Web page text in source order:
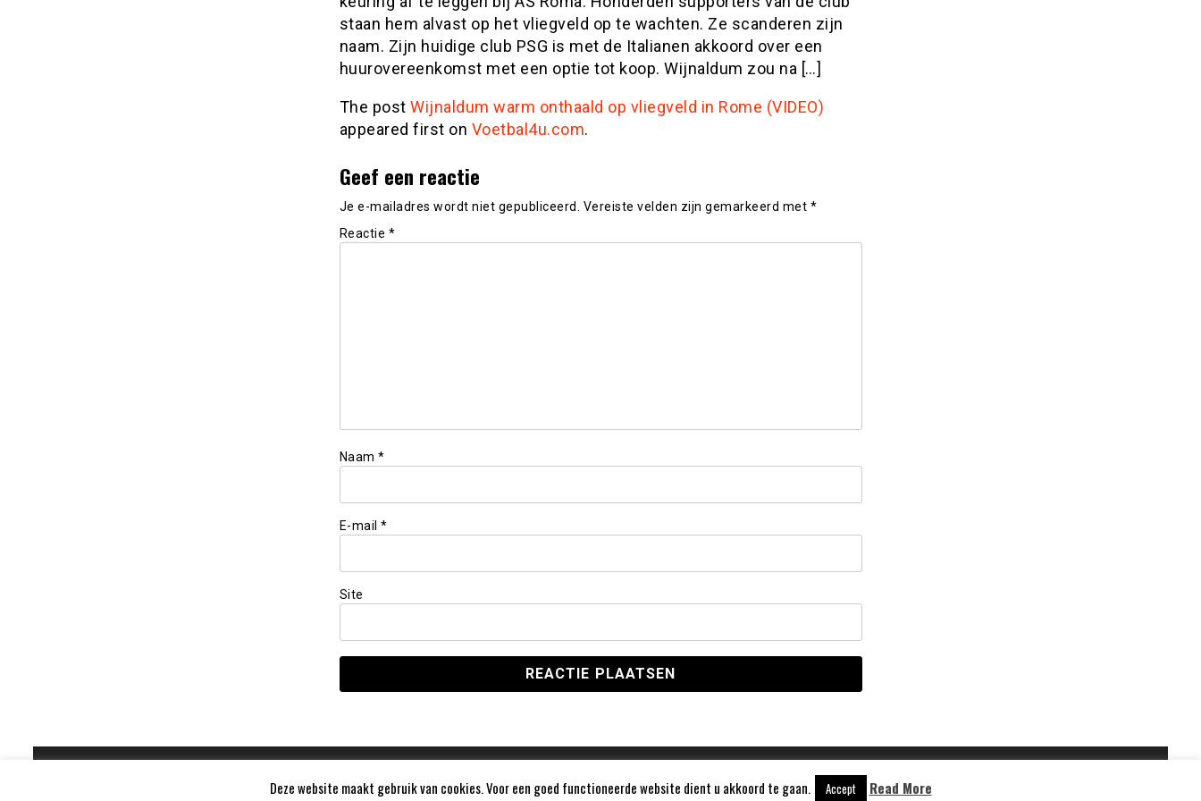
staan hem alvast op het vliegveld op te wachten. Ze scanderen zijn
naam. Zijn huidige club PSG is met de Italianen akkoord over een
huurovereenkomst met een optie tot koop. Wijnaldum zou na […]
The post Wijnaldum warm onthaald op vliegveld in Rome (VIDEO)
appeared first on Voetbal4u.com.
Geef een reactie
Je e-mailadres wordt niet gepubliceerd. Vereiste velden zijn gemarkeerd met *
Reactie *
Naam *
E-mail *
Site
Deze website maakt gebruik van cookies. Voor een goed functioneerde website dient u akkoord te gaan. Accept Read More